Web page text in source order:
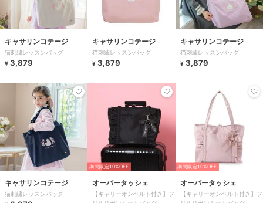
キャサリンコテージ
猫刺繍レッスンバッグ
¥ 3,879
キャサリンコテージ
猫刺繍レッスンバッグ
¥ 3,879
キャサリンコテージ
猫刺繍レッスンバッグ
¥ 3,879
キャサリンコテージ
猫刺繍レッスンバッグ
期間限定10%OFF
オーバータッシェ
【キャリーオンベルト付き】フ
期間限定10%OFF
オーバータッシェ
【キャリーオンベルト付き】フ